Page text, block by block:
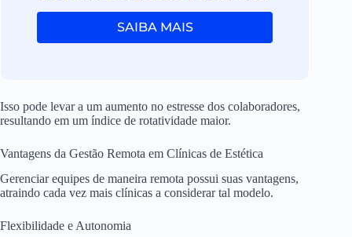
SAIBA MAIS
Isso pode levar a um aumento no estresse dos colaboradores,
resultando em um índice de rotatividade maior.
Vantagens da Gestão Remota em Clínicas de Estética
Gerenciar equipes de maneira remota possui suas vantagens,
atraindo cada vez mais clínicas a considerar tal modelo.
Flexibilidade e Autonomia